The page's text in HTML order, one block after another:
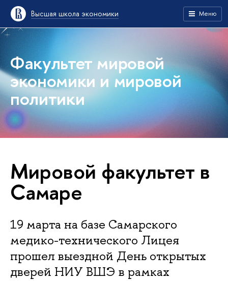
Высшая школа экономики Меню
Факультет мировой
экономики и мировой
политики
Мировой факультет в
Самаре
19 марта на базе Самарского
медико-технического Лицея
прошел выездной День открытых
дверей НИУ ВШЭ в рамках